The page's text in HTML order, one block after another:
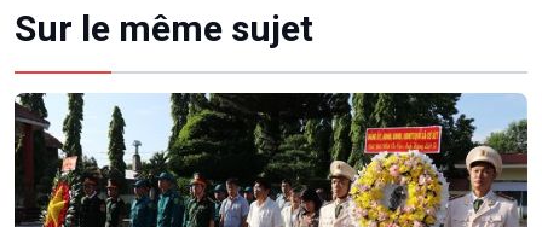
Sur le même sujet